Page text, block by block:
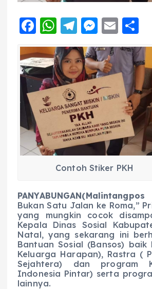
F
a
c
e
b
o
o
k
W
h
a
ts
A
p
p
T
el
e
g
a
m
M
e
ss
e
n
g
er
E
m
ai
l
h
a
Contoh Stiker PKH
Bukan Satu Jalan ke Roma,”
yang mungkin cocok
Kepala Dinas Sosial
Natal, yang sekarang ini
Bantuan Sosial (Bansos) baik
Keluarga Harapan), Rastra (
Sejahtera) dan program
Indonesia Pintar) serta
lainnya.